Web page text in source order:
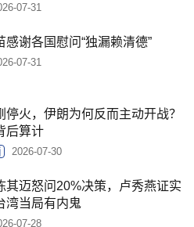
07-31
感谢各国慰问“独漏赖清德”
07-31
停火，伊朗为何反而主动开战？
后算计
2026-07-30
其迈怒问20%决策，卢秀燕证实
湾当局有内鬼
07-28